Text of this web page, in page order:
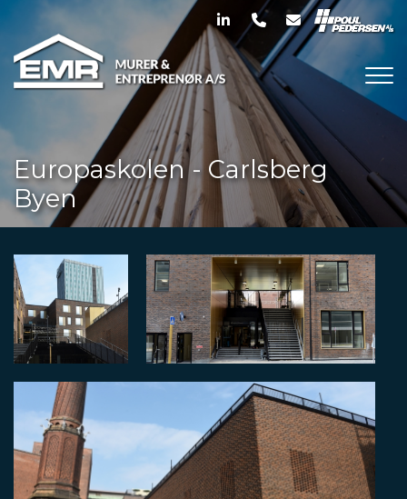
til
hovedindhold
Europaskolen - Carlsberg
Byen